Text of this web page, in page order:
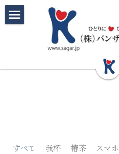
質感精密木工部門
iPhoneウッドケース
三陸わかめの大黒柱
会社概要
すべて 我杯 椿茶 スマホ